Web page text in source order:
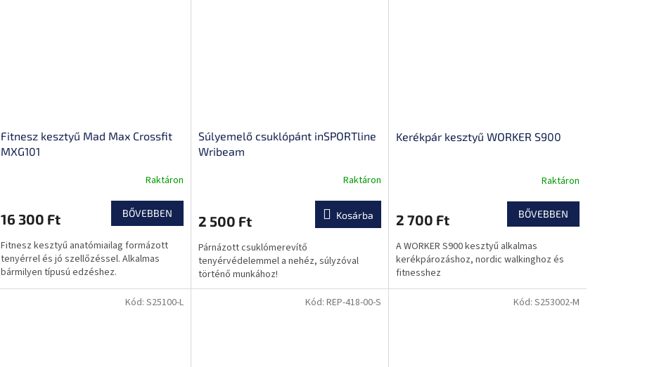
Fitnesz kesztyű Mad Max Crossfit
MXG101
Raktáron
16 300 Ft BŐVEBBEN
Fitnesz kesztyű anatómiailag formázott
tenyérrel és jó szellőzéssel. Alkalmas
bármilyen típusú edzéshez.
Súlyemelő csuklópánt inSPORTline
Wribeam
Raktáron
2 500 Ft Kosárba
Párnázott csuklómerevítő
tenyérvédelemmel a nehéz, súlyzóval
történő munkához!
Kerékpár kesztyű WORKER S900
Raktáron
2 700 Ft BŐVEBBEN
A WORKER S900 kesztyű alkalmas
kerékpározáshoz, nordic walkinghoz és
fitnesshez
Kód: S25100-L Kód: REP-418-00-S Kód: S253002-M